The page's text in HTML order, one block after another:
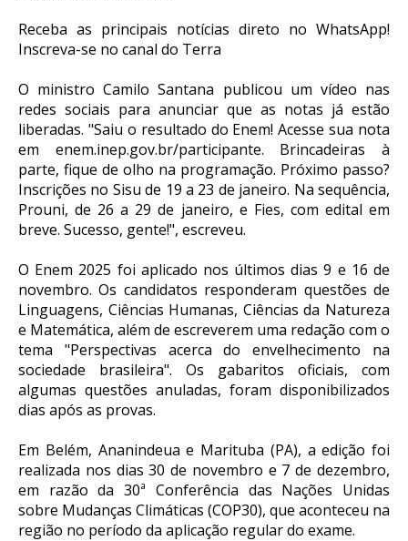
Receba as principais notícias direto no WhatsApp!
Inscreva-se no canal do Terra
O ministro Camilo Santana publicou um vídeo nas
redes sociais para anunciar que as notas já estão
liberadas. "Saiu o resultado do Enem! Acesse sua nota
em enem.inep.gov.br/participante. Brincadeiras à
parte, fique de olho na programação. Próximo passo?
Inscrições no Sisu de 19 a 23 de janeiro. Na sequência,
Prouni, de 26 a 29 de janeiro, e Fies, com edital em
breve. Sucesso, gente!", escreveu.
O Enem 2025 foi aplicado nos últimos dias 9 e 16 de
novembro. Os candidatos responderam questões de
Linguagens, Ciências Humanas, Ciências da Natureza
e Matemática, além de escreverem uma redação com o
tema "Perspectivas acerca do envelhecimento na
sociedade brasileira". Os gabaritos oficiais, com
algumas questões anuladas, foram disponibilizados
dias após as provas.
Em Belém, Ananindeua e Marituba (PA), a edição foi
realizada nos dias 30 de novembro e 7 de dezembro,
em razão da 30ª Conferência das Nações Unidas
sobre Mudanças Climáticas (COP30), que aconteceu na
região no período da aplicação regular do exame.